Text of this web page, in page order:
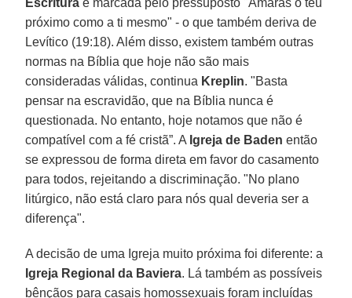
próximo como a ti mesmo" - o que também deriva de
Levítico (19:18). Além disso, existem também outras
normas na Bíblia que hoje não são mais
consideradas válidas, continua Kreplin. "Basta
pensar na escravidão, que na Bíblia nunca é
questionada. No entanto, hoje notamos que não é
compatível com a fé cristã”. A Igreja de Baden então
se expressou de forma direta em favor do casamento
para todos, rejeitando a discriminação. "No plano
litúrgico, não está claro para nós qual deveria ser a
diferença".
A decisão de uma Igreja muito próxima foi diferente: a
Igreja Regional da Baviera. Lá também as possíveis
bênçãos para casais homossexuais foram incluídas